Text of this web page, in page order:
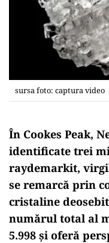
sursa foto: captura video
În Cookes Peak,
identificate trei
raydemarkit,
se remarcă prin
cristaline
numărul total al
5.998 și oferă